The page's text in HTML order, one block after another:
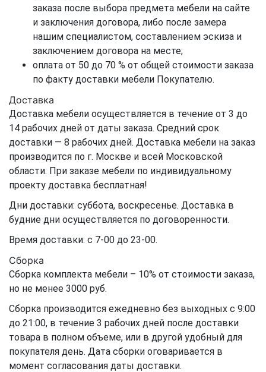
заказа после выбора предмета мебели на сайте
и заключения договора, либо после замера
нашим специалистом, составлением эскиза и
заключением договора на месте;
оплата от 50 до 70 % от общей стоимости заказа
по факту доставки мебели Покупателю.
Доставка
Доставка мебели осуществляется в течение от 3 до
14 рабочих дней от даты заказа. Средний срок
доставки — 8 рабочих дней. Доставка мебели на заказ
производится по г. Москве и всей Московской
области. При заказе мебели по индивидуальному
проекту доставка бесплатная!
Дни доставки: суббота, воскресенье. Доставка в
будние дни осуществляется по договоренности.
Время доставки: с 7-00 до 23-00.
Сборка
Сборка комплекта мебели – 10% от стоимости заказа,
но не менее 3000 руб.
Сборка производится ежедневно без выходных с 9:00
до 21:00, в течение 3 рабочих дней после доставки
товара в полном объеме, или в другой удобный для
покупателя день. Дата сборки оговаривается в
момент согласования даты доставки.